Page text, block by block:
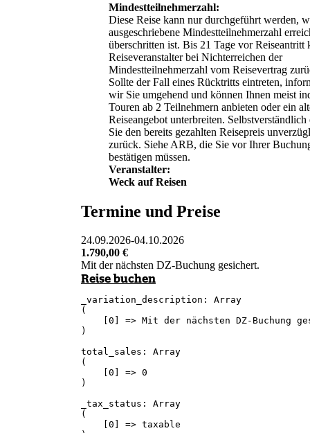
Mindestteilnehmerzahl:
Diese Reise kann nur durchgeführt werden,
ausgeschriebene Mindestteilnehmerzahl
überschritten ist. Bis 21 Tage vor Reiseantritt
Reiseveranstalter bei Nichterreichen der
Mindestteilnehmerzahl vom Reisevertrag
Sollte der Fall eines Rücktritts eintreten,
wir Sie umgehend und können Ihnen meist
Touren ab 2 Teilnehmern anbieten oder ein
Reiseangebot unterbreiten. Selbstverständlich
Sie den bereits gezahlten Reisepreis
zurück. Siehe ARB, die Sie vor Ihrer
bestätigen müssen.
Veranstalter:
Weck auf Reisen
Termine und Preise
24.09.2026-04.10.2026
1.790,00 €
Mit der nächsten DZ-Buchung gesichert.
Reise buchen
_variation_description: Array
(
[0] => Mit der nächsten DZ-Buchung
)
total_sales: Array
(
    [0] => 0
)
_tax_status: Array
(
    [0] => taxable